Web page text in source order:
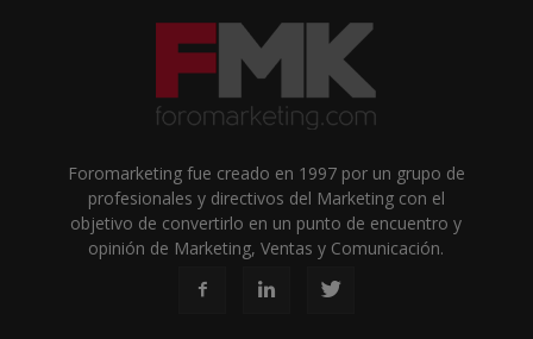
Foromarketing fue creado en 1997 por un grupo de
profesionales y directivos del Marketing con el
objetivo de convertirlo en un punto de encuentro y
opinión de Marketing, Ventas y Comunicación.